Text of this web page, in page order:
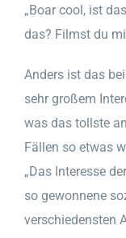
„Boar cool, ist
das? Filmst du
Anders ist das
sehr großem
was das tollste
Fällen so etwas
„Das Interesse
so gewonnene
verschiedensten